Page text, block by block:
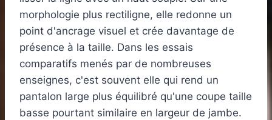
morphologie plus rectiligne, elle redonne un
point d'ancrage visuel et crée davantage de
présence à la taille. Dans les essais
comparatifs menés par de nombreuses
enseignes, c'est souvent elle qui rend un
pantalon large plus équilibré qu'une coupe taille
basse pourtant similaire en largeur de jambe.